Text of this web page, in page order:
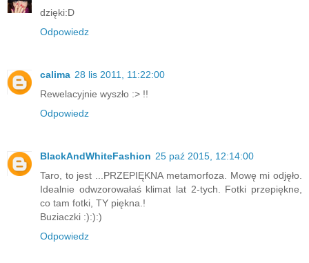
dzięki:D
Odpowiedz
calima 28 lis 2011, 11:22:00
Rewelacyjnie wyszło :> !!
Odpowiedz
BlackAndWhiteFashion 25 paź 2015, 12:14:00
Taro, to jest ...PRZEPIĘKNA metamorfoza. Mowę mi odjęło.
Idealnie odwzorowałaś klimat lat 2-tych. Fotki przepiękne,
co tam fotki, TY piękna.!
Buziaczki :):):)
Odpowiedz